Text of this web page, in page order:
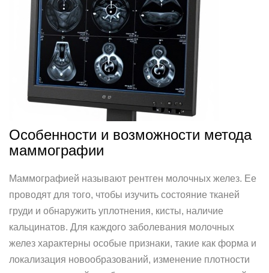
Особенности и возможности метода
маммографии
Маммографией называют рентген молочных желез. Ее
проводят для того, чтобы изучить состояние тканей
груди и обнаружить уплотнения, кисты, наличие
кальцинатов. Для каждого заболевания молочных
желез характерны особые признаки, такие как форма и
локализация новообразований, изменение плотности